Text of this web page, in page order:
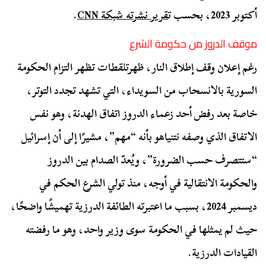
أكتوبر 2023، بحسب ت
قرير نشرته شبكة CNN .
موقف الدروز من حكومة الشرع
رغم إعلان وقف إطلاق النار، ظهرتلقطات تظهر التزام الحكومة
السورية بالانسحاب من السويداء، التي تشهد تجدد التوتر،
خاصة بعد رفض أحد زعماء الدروز اتفاق الهدنة، وهو نفس
الاتفاق الذي وصفه نتنياهو بأنه “مهم”، مشيرًا إلى أن إسرائيل
“ستتصرف حسب الضرورة”، ويُعدّ الصدام بين الدروز
والحكومة الانتقالية في أوجه، منذ تولي الشرع الحكم في
ديسمبر 2024، بسبب ما اعتبرته الطائفة الدرزية تهميشًا واضحًا،
حيث لم يمثلها في الحكومة سوى وزير واحد، وهو ما رفضته
القيادات الدرزية.